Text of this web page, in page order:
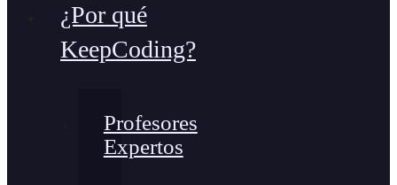
¿Por qué
KeepCoding?
Profesores
Expertos